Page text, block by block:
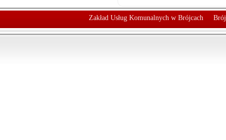
Zakład Usług Komunalnych w Brójcach